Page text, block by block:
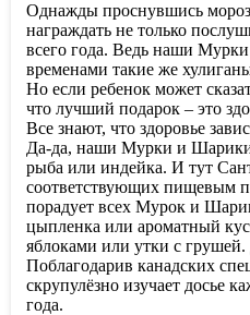
Однажды проснувшись
награждать не только
всего года. Ведь наши
временами такие же
Но если ребенок может
что лучший подарок – это
Все знают, что здоровье
Да-да, наши Мурки и Шарики
рыба или индейка. И тут
соответствующих пищевым
порадует всех Мурок и
цыпленка или ароматный
яблоками или утки с
Поблагодарив канадских
скрупулёзно изучает досье
года.